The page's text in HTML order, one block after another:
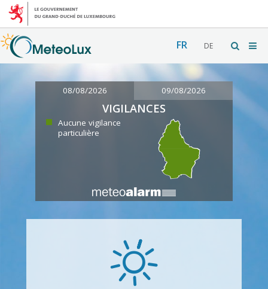
FR DE
08/08/2026 09/08/2026
VIGILANCES
Aucune vigilance
particulière